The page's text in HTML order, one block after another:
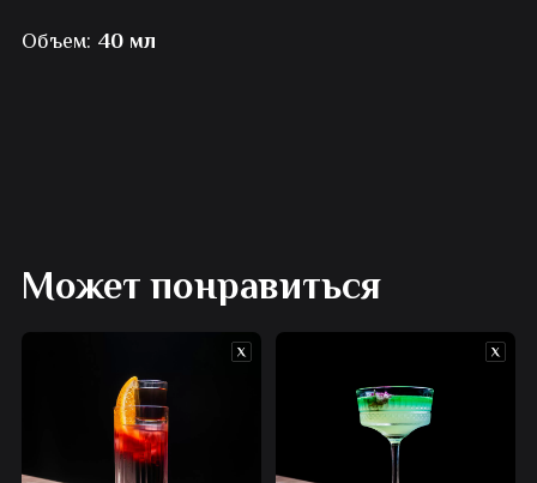
Объем: 40 мл
Может понравиться